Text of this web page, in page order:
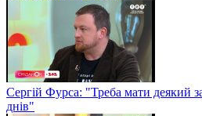
Сергій Фурса: "Треба мати деякий
днів"